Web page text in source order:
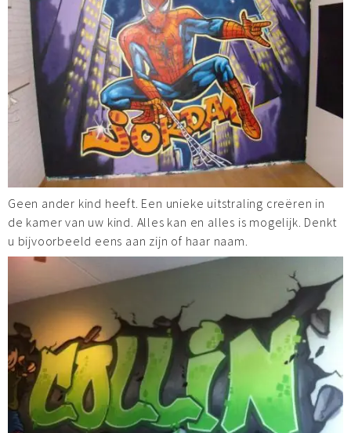
Geen ander kind heeft. Een unieke uitstraling creëren in
de kamer van uw kind. Alles kan en alles is mogelijk. Denkt
u bijvoorbeeld eens aan zijn of haar naam.